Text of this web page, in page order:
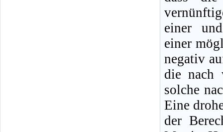
einer
einer
negativ
die nach
solche
Eine
der